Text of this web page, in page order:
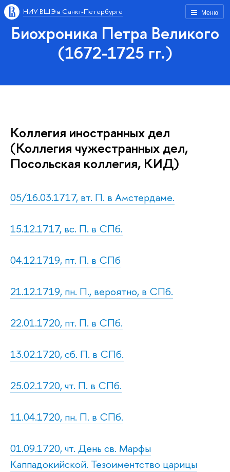
Меню
НИУ ВШЭ в Санкт-Петербурге
Биохроника Петра Великого
(1672-1725 гг.)
Коллегия иностранных дел
(Коллегия чужестранных дел,
Посольская коллегия, КИД)
05/16.03.1717, вт. П. в Амстердаме.
15.12.1717, вс. П. в СПб.
04.12.1719, пт. П. в СПб
21.12.1719, пн. П., вероятно, в СПб.
22.01.1720, пт. П. в СПб.
13.02.1720, сб. П. в СПб.
25.02.1720, чт. П. в СПб.
11.04.1720, пн. П. в СПб.
01.09.1720, чт. День св. Марфы
Каппадокийской. Тезоиментство царицы